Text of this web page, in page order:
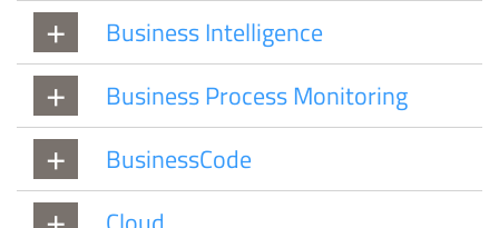
Business Intelligence
Business Process Monitoring
BusinessCode